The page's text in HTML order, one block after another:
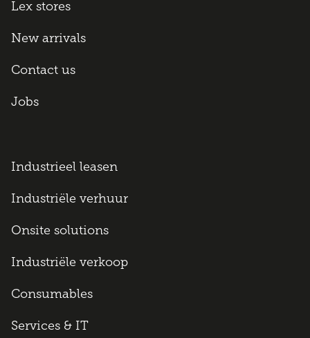
Lex stores
New arrivals
Contact us
Jobs
Industrieel leasen
Industriële verhuur
Onsite solutions
Industriële verkoop
Consumables
Services & IT